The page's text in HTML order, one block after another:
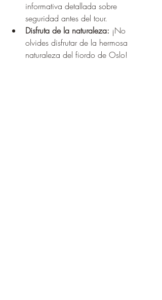
informativa detallada sobre
seguridad antes del tour.
Disfruta de la naturaleza: ¡No
olvides disfrutar de la hermosa
naturaleza del fiordo de Oslo!